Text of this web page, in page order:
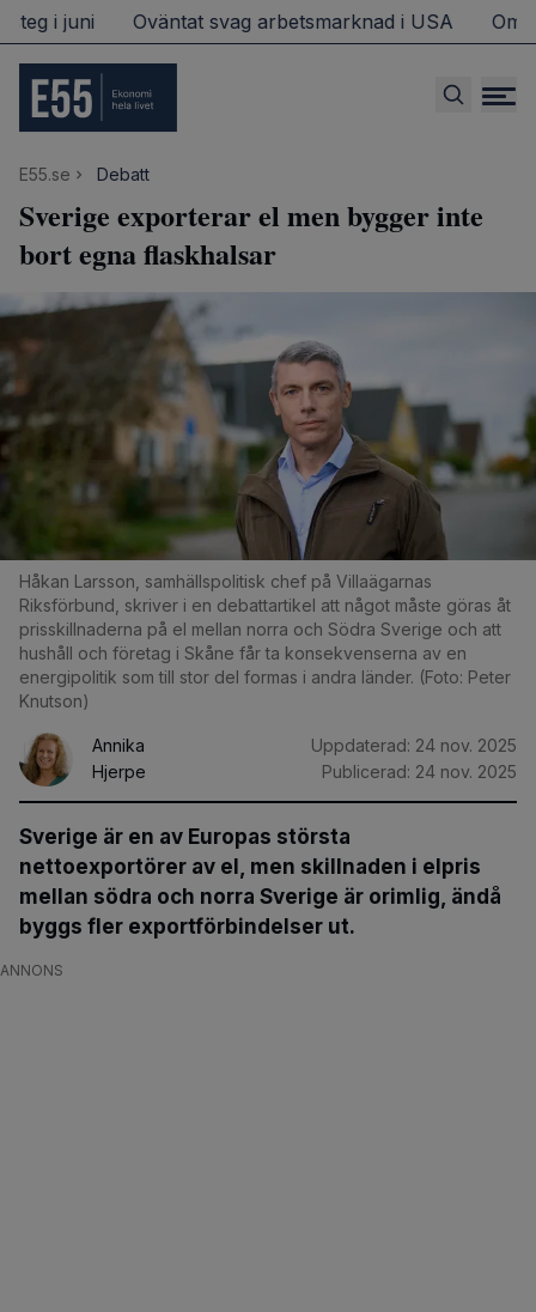
i juni Oväntat svag arbetsmarknad i USA
E55.se Debatt
Sverige exporterar el men bygger inte
bort egna flaskhalsar
Håkan Larsson, samhällspolitisk chef på Villaägarnas
Riksförbund, skriver i en debattartikel att något måste göras åt
prisskillnaderna på el mellan norra och Södra Sverige och att
hushåll och företag i Skåne får ta konsekvenserna av en
energipolitik som till stor del formas i andra länder. (Foto: Peter
Knutson)
Annika
Hjerpe
Uppdaterad: 24 nov. 2025
Publicerad: 24 nov. 2025
Sverige är en av Europas största
nettoexportörer av el, men skillnaden i elpris
mellan södra och norra Sverige är orimlig, ändå
byggs fler exportförbindelser ut.
ANNONS